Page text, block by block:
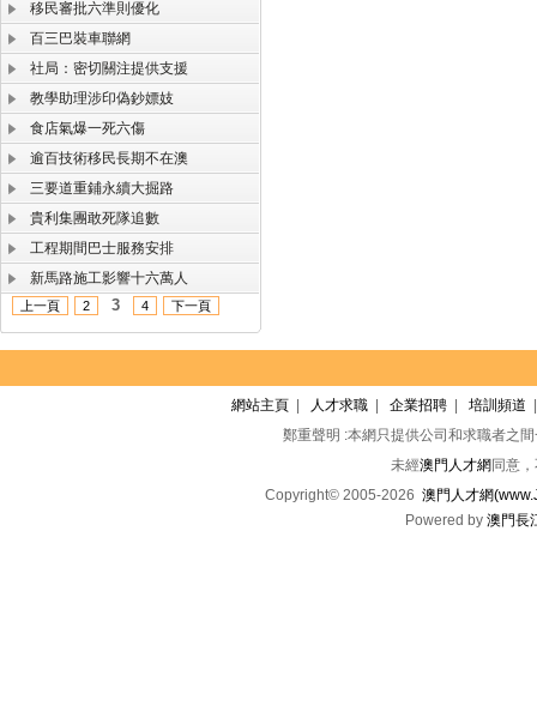
移民審批六準則優化
百三巴裝車聯網
社局：密切關注提供支援
教學助理涉印偽鈔嫖妓
食店氣爆一死六傷
逾百技術移民長期不在澳
三要道重鋪永續大掘路
貴利集團敢死隊追數
工程期間巴士服務安排
新馬路施工影響十六萬人
上一頁 2 3 4 下一頁
網站主頁 人才求職 企業招聘 培訓頻道
鄭重聲明 :本網只提供公司和求職者之
未經澳門人才網 同意
Copyright© 2005-2026 澳門人才網
Powered by 澳門長